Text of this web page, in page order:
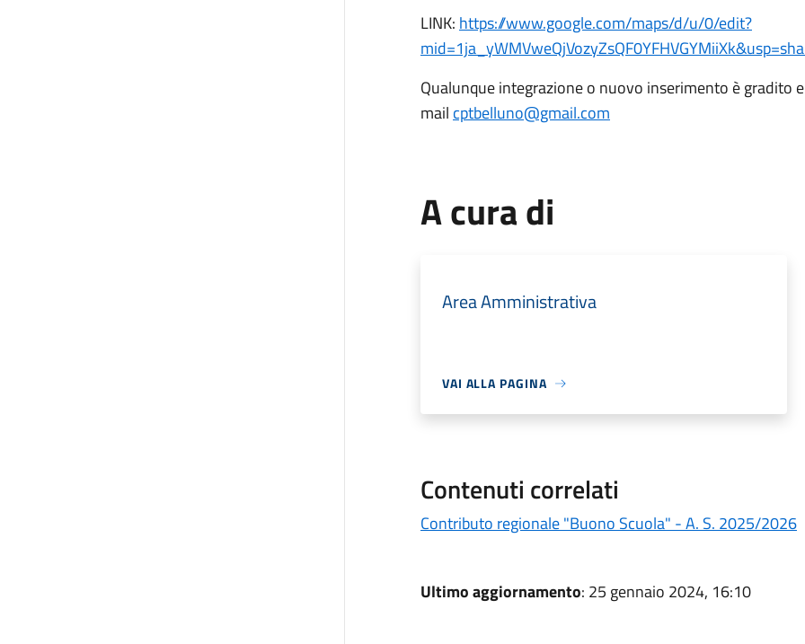
LINK: https://www.google.com/maps/d/u/0/edit?
Qualunque integrazione o nuovo inserimento è gradito
mail cptbelluno@gmail.com
A cura di
Area Amministrativa
VAI ALLA PAGINA
Contenuti correlati
Contributo regionale "Buono Scuola" - A. S. 2025/2026
Ultimo aggiornamento: 25 gennaio 2024, 16:10